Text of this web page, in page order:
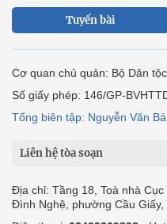
Tuyến bài
Cơ quan chủ quản: Bộ Dân
Số giấy phép: 146/GP-
Tổng biên tập: Nguyễn Văn Bá
Liên hệ tòa soạn
Địa chỉ: Tầng 18, Toà nhà
Đình Nghệ, phường Cầu Giấy,